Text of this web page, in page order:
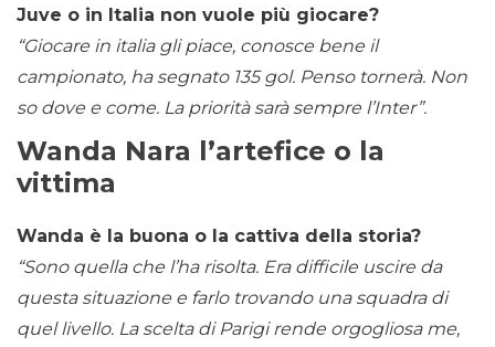
Juve o in Italia non vuole più giocare?
“Giocare in italia gli piace, conosce bene il
campionato, ha segnato 135 gol. Penso tornerà. Non
so dove e come. La priorità sarà sempre l’Inter”.
Wanda Nara l’artefice o la
vittima
Wanda è la buona o la cattiva della storia?
“Sono quella che l’ha risolta. Era difficile uscire da
questa situazione e farlo trovando una squadra di
quel livello. La scelta di Parigi rende orgogliosa me,